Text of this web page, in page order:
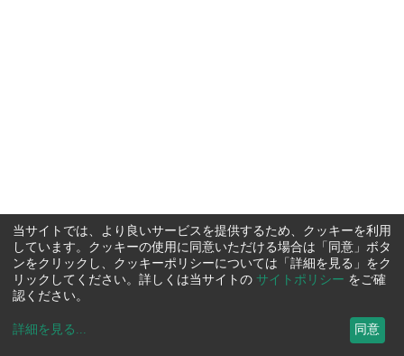
当サイトでは、より良いサービスを提供するため、クッキーを利用
しています。クッキーの使用に同意いただける場合は「同意」ボタ
ンをクリックし、クッキーポリシーについては「詳細を見る」をク
リックしてください。詳しくは当サイトの サイトポリシー をご確
認ください。
詳細を見る ... 同意